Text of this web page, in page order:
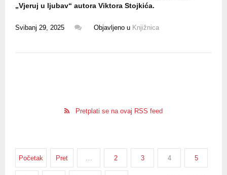
„Vjeruj u ljubav“ autora Viktora Stojkića.
Svibanj 29, 2025 Objavljeno u Knjižnica
Pretplati se na ovaj RSS feed
Početak Pret … 2 3 4 5